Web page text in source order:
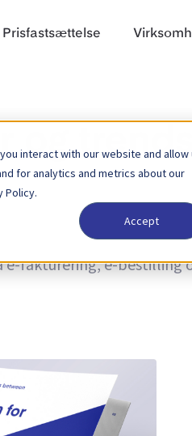
interact with our website and allow
for analytics and metrics about our
Policy.
Accept
Prisfastsættelse
og
Få mere
fakturering, e-bestilling